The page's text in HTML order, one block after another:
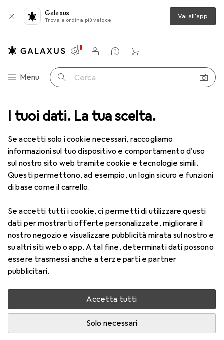
I tuoi dati. La tua scelta.
Se accetti solo i cookie necessari, raccogliamo
informazioni sul tuo dispositivo e comportamento d'uso
sul nostro sito web tramite cookie e tecnologie simili.
Questi permettono, ad esempio, un login sicuro e funzioni
di base come il carrello.
Se accetti tutti i cookie, ci permetti di utilizzare questi
dati per mostrarti offerte personalizzate, migliorare il
nostro negozio e visualizzare pubblicità mirata sul nostro e
su altri siti web o app. A tal fine, determinati dati possono
essere trasmessi anche a terze parti e partner
pubblicitari.
Accetta tutti
Solo necessari
Galaxus
Trova e ordina più veloce Vai all'app
Categoria Navigazione
Menu Cerca
Impostazioni
Conto cliente
Liste di confronto
Liste dei desideri
Carrello
Lenti a contatto Air Optix più HydraGlyde per l'astigmatismo
1 Immagine
Air Optix più HydraGlyde per
-3, Obiettivo mensile, 6 pz., Torico
Prezzo in EUR IVA incl.
EUR
53,58 EUR
8,93/1pz.
Consegna tra lun, 17/8 e mer, 19/8
Più di 10 pezzi in stock presso il fornitore